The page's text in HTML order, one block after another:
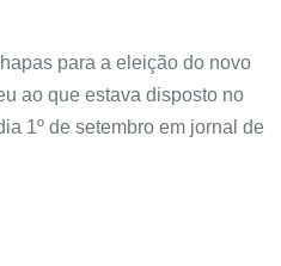
para a eleição do novo
ao que estava disposto no
1º de setembro em jornal de